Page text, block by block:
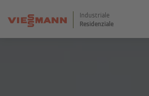
Industriale
Residenziale